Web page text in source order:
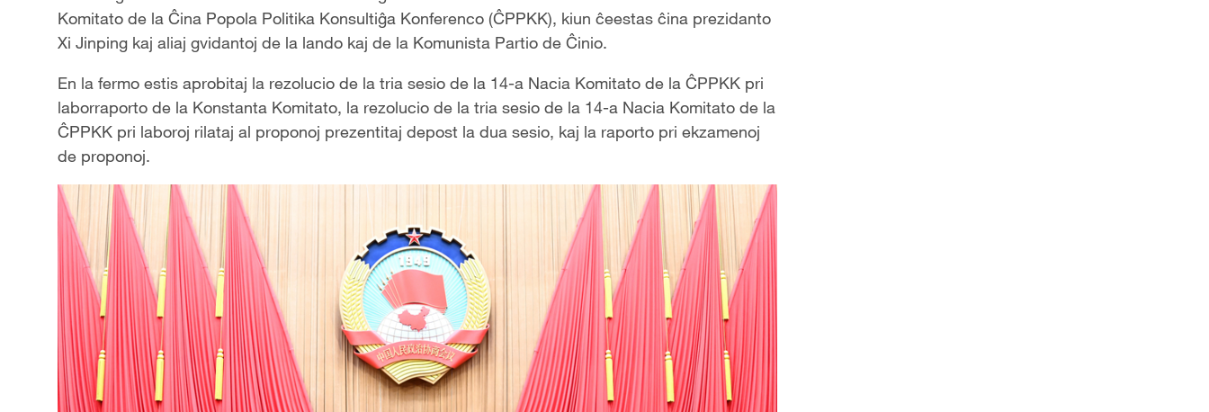
Komitato de la Ĉina Popola Politika Konsultiĝa Konferenco (ĈPPKK), kiun ĉeestas ĉina prezidanto
Xi Jinping kaj aliaj gvidantoj de la lando kaj de la Komunista Partio de Ĉinio.
En la fermo estis aprobitaj la rezolucio de la tria sesio de la 14-a Nacia Komitato de la ĈPPKK pri
laborraporto de la Konstanta Komitato, la rezolucio de la tria sesio de la 14-a Nacia Komitato de la
ĈPPKK pri laboroj rilataj al proponoj prezentitaj depost la dua sesio, kaj la raporto pri ekzamenoj
de proponoj.